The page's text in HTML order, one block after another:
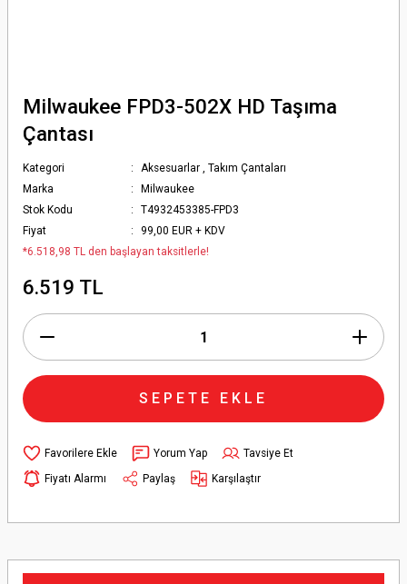
Milwaukee FPD3-502X HD Taşıma
Çantası
Kategori Aksesuarlar ,Takım Çantaları
Marka
Milwaukee
Stok Kodu
T4932453385-FPD3
Fiyat
99,00 EUR + KDV
*6.518,98 TL den başlayan taksitlerle!
6.519 TL
SEPETE EKLE
Yorum Yap
Tavsiye Et
Fiyatı Alarmı
Paylaş Karşılaştır